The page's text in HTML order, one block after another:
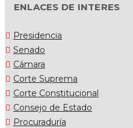
ENLACES DE INTERES
Presidencia
Senado
Cámara
Corte Suprema
Corte Constitucional
Consejo de Estado
Procuraduría